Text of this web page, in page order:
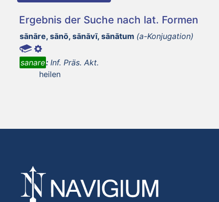
Ergebnis der Suche nach lat. Formen
sānāre, sānō, sānāvī, sānātum (a-Konjugation)
sanare: Inf. Präs. Akt.
heilen